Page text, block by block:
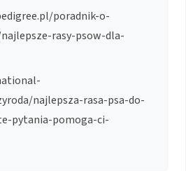
poradnik-o-
rasy-psow-dla-
najlepsza-rasa-psa-do-
pytania-pomoga-ci-